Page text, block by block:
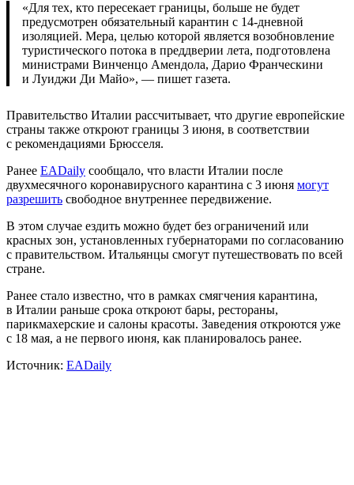
«Для тех, кто пересекает границы, больше не будет
предусмотрен обязательный карантин с 14-дневной
изоляцией. Мера, целью которой является возобновление
туристического потока в преддверии лета, подготовлена
министрами Винченцо Амендола, Дарио Франческини
и Луиджи Ди Майо», — пишет газета.
Правительство Италии рассчитывает, что другие европейские
страны также откроют границы 3 июня, в соответствии
с рекомендациями Брюсселя.
Ранее EADaily сообщало, что власти Италии после
двухмесячного коронавирусного карантина с 3 июня могут
разрешить свободное внутреннее передвижение.
В этом случае ездить можно будет без ограничений или
красных зон, установленных губернаторами по согласованию
с правительством. Итальянцы смогут путешествовать по всей
стране.
Ранее стало известно, что в рамках смягчения карантина,
в Италии раньше срока откроют бары, рестораны,
парикмахерские и салоны красоты. Заведения откроются уже
с 18 мая, а не первого июня, как планировалось ранее.
Источник: EADaily